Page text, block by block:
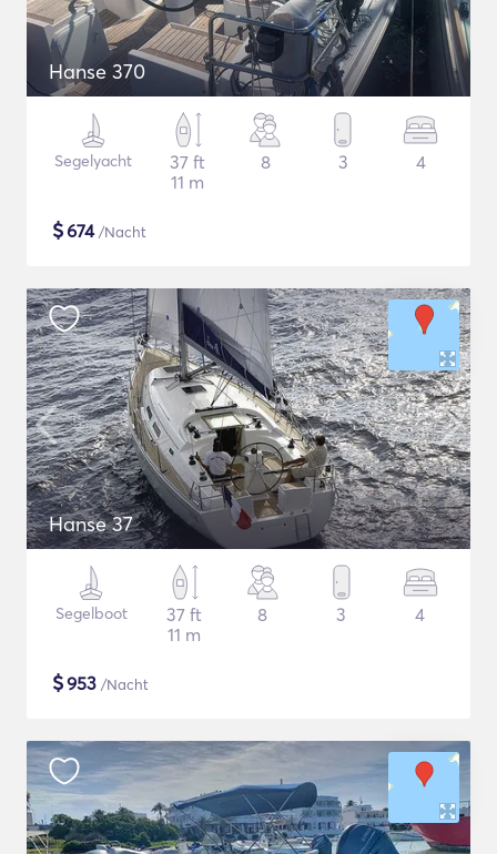
Hanse 370
Segelyacht
37 ft
11 m
8 3 4
$674/Nacht
Hanse 37
Segelboot
37 ft
11 m
8 3 4
$953 /Nacht